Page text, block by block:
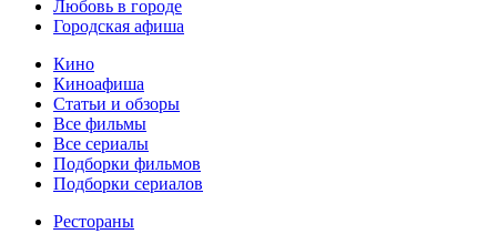
Любовь в городе
Городская афиша
Кино
Киноафиша
Статьи и обзоры
Все фильмы
Все сериалы
Подборки фильмов
Подборки сериалов
Рестораны